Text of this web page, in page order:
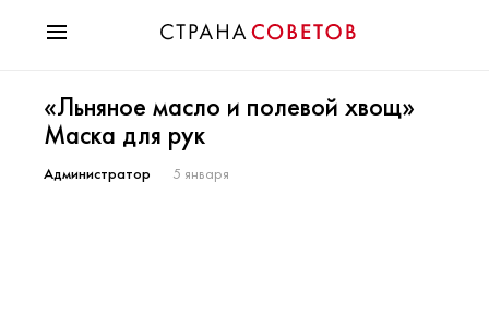
Мода
Звезды
Гороскопы
«Льняное масло и полевой хвощ»
Маска для рук
Администратор 5 января